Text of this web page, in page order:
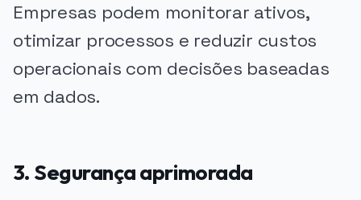
Empresas podem monitorar ativos,
otimizar processos e reduzir custos
operacionais com decisões baseadas
em dados.
3. Segurança aprimorada